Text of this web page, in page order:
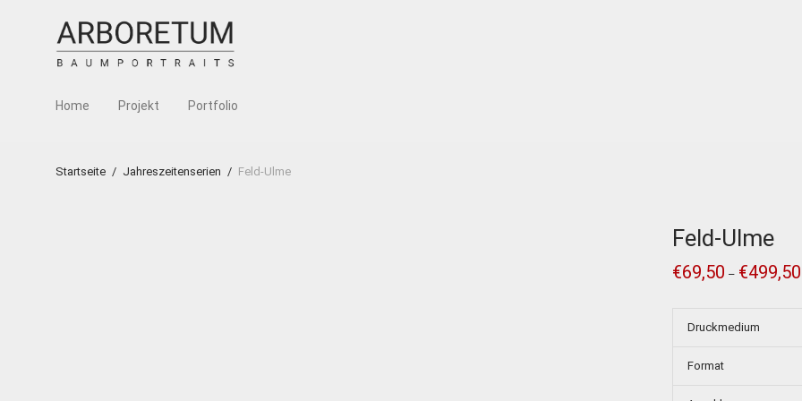
Home Projekt Portfolio
Startseite / Jahreszeitenserien / Feld-Ulme
Feld-Ulme
€69,50 – €499,50
Druckmedium
Format